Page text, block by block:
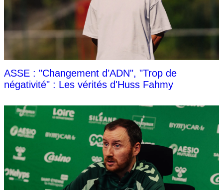
ASSE : "Changement d’ADN", "Trop de
négativité" : Les vérités d'Huss Fahmy